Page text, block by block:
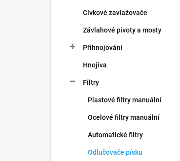
Cívkové zavlažovače
Závlahové pivoty a mosty
Přihnojování
Hnojiva
Filtry
Plastové filtry manuální
Ocelové filtry manuální
Automatické filtry
Odlučovače písku